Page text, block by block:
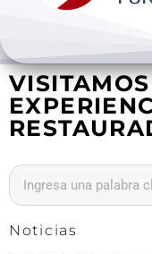
Investigación
Extension y
Noticias